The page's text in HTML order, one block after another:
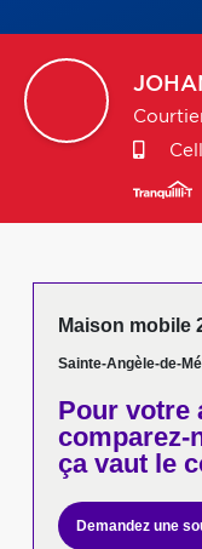
Maison mobile
Sainte-Angèle-de-
Pour votre
comparez-
ça vaut le
Demandez une